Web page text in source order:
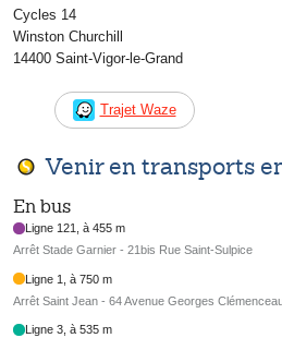
Cycles 14
Winston Churchill
14400 Saint-Vigor-le-Grand
Trajet Waze
Venir en transports
En bus
Ligne 121, à 455 m
Arrêt Stade Garnier - 21bis Rue Saint-Sulpice
Ligne 1, à 750 m
Arrêt Saint Jean - 64 Avenue Georges
Ligne 3, à 535 m